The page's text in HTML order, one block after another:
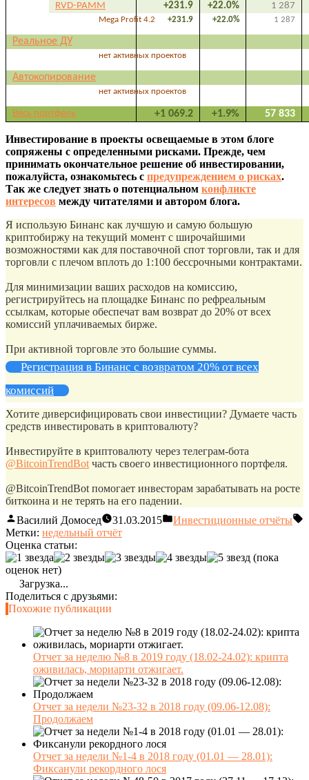
RVD-PAMM +231.9 +22.0% 1 287
Mega Profit 4.2 +231.9 +22.0% 1 287
Реальное ДУ
нет активных проектов
Автокопирование
нет активных проектов
Весь портфель +1 069.2 +1.9% 57 833
Инвестирование в проекты освещаемые в этом блоге
сопряжены с определенными рисками. Прежде, чем
принимать окончательное решение об инвестировании,
пожалуйста, ознакомьтесь с предупреждением о рисках.
Так же следует знать о потенциальном конфликте
интересов между читателями и автором блога.
Я использую Бинанс как лучшую и самую большую
криптобиржу на текущий момент с широчайшими
возможностями как для поставочной спот торговли, так и для
торговли с плечом вплоть до 1:100 бессрочными контрактами.
Для минимизации ваших расходов на комиссию,
регистрируйтесь на площадке Бинанс по рефреальным
ссылкам, которые обеспечат вам возврат до 20% от всех
комиссий уплачиваемых бирже.
При активной торговле это большие суммы.
Регистрация в Бинанс с возвратом 20% от всех
комиссий
Хотите диверсифицировать свои инвестиции? Думаете часть
средств инвестировать в криптовалюту?
Инвестируйте в криптовалюту через телеграм-бота
@BitcoinTrendBot часть своего инвестиционного портфеля.
@BitcoinTrendBot помогает инвесторам зарабатывать на росте
биткоина и не терять на его падении.
Василий Домосед
31.03.2015
Инвестиционные отчёты
Метки: недельный отчёт
Оценка статьи:
(пока
оценок нет)
Загрузка...
Поделиться с друзьями:
Похожие публикации
Отчет за неделю №8 в 2019 году (18.02-24.02): крипта
оживилась, мориарти отжигает.
Отчет за недели №23-32 в 2018 году (09.06-12.08):
Продолжаем
Отчет за недели №1-4 в 2018 году (01.01 — 28.01):
Фиксанули рекордного лося